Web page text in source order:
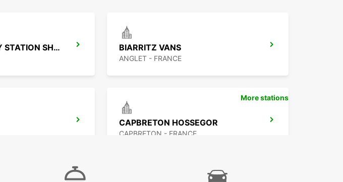
BIARRITZ RAILWAY STATION SHUTTLE BIARRITZ VANS
ANGLET - FRANCE
CAPBRETON HOSSEGOR
CAPBRETON - FRANCE
More stations